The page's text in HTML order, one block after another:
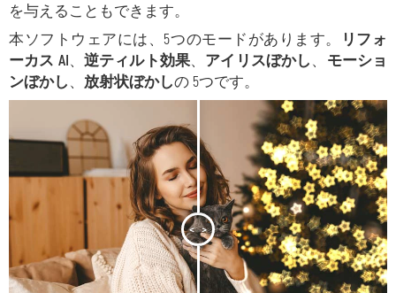
を与えることもできます。
本ソフトウェアには、5つのモードがあります。
リフォ
ーカス AI、 逆ティルト効果、 アイリスぼかし、 モーショ
ンぼかし、 放射状ぼかしの 5つです。
< >